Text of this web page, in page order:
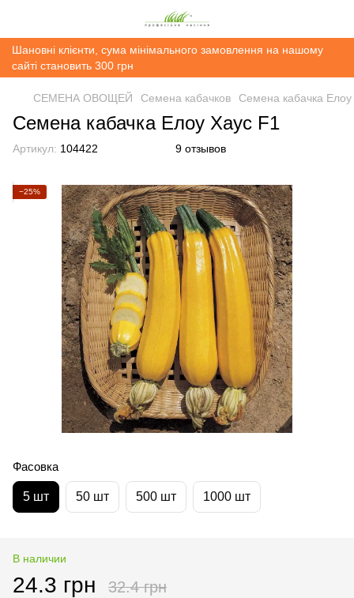
Шановні клієнти, сума мінімального замовлення на нашому
сайті становить 300 грн
СЕМЕНА ОВОЩЕЙ Семена кабачков Семена кабачка
Семена кабачка Елоу Хаус F1
Артикул: 104422 9 отзывов
−25%
Фасовка
5 шт 50 шт 500 шт 1000 шт
В наличии
24.3 грн 32.4 грн